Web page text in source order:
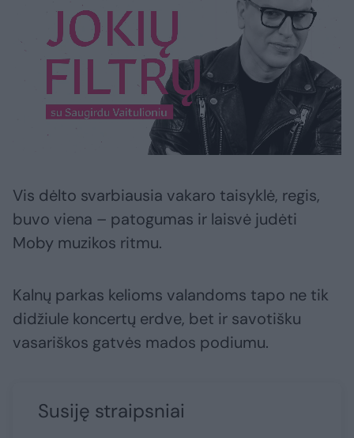
Vis dėlto svarbiausia vakaro taisyklė, regis,
buvo viena – patogumas ir laisvė judėti
Moby muzikos ritmu.
Kalnų parkas kelioms valandoms tapo ne tik
didžiule koncertų erdve, bet ir savotišku
vasariškos gatvės mados podiumu.
Susiję straipsniai